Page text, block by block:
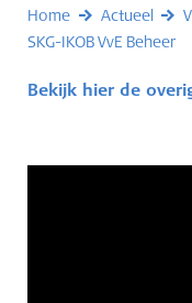
Home Actueel
SKG-IKOB VvE Beheer
Bekijk hier de